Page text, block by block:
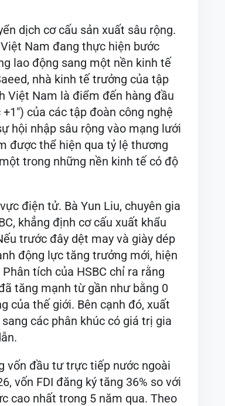
dịch cơ cấu sản xuất sâu rộng.
Nam đang thực hiện bước
lao động sang một nền kinh tế
nhà kinh tế trưởng của tập
Việt Nam là điểm đến hàng đầu
của các tập đoàn công nghệ
hội nhập sâu rộng vào mạng lưới
được thể hiện qua tỷ lệ thương
trong những nền kinh tế có độ
điện tử. Bà Yun Liu, chuyên gia
khẳng định cơ cấu xuất khẩu
trước đây dệt may và giày dép
động lực tăng trưởng mới, hiện
tích của HSBC chỉ ra rằng
tăng mạnh từ gần như bằng 0
của thế giới. Bên cạnh đó, xuất
các phân khúc có giá trị gia
vốn đầu tư trực tiếp nước ngoài
vốn FDI đăng ký tăng 36% so với
cao nhất trong 5 năm qua. Theo